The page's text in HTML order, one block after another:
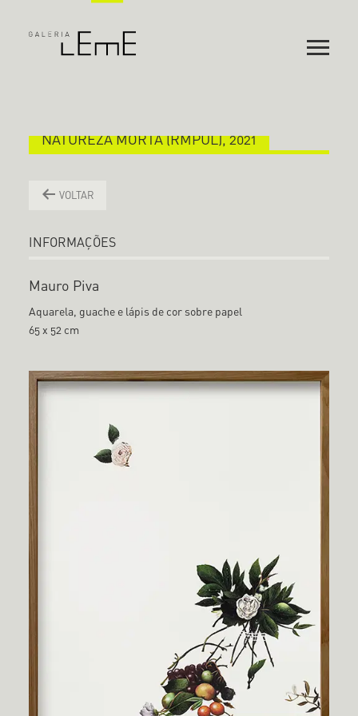
NATUREZA MORTA (RMPUL), 2021
VOLTAR
INFORMAÇÕES
Mauro Piva
Aquarela, guache e lápis de cor sobre papel
65 x 52 cm